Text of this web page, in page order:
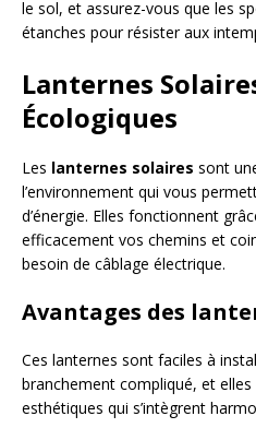
le sol, et assurez-vous que les
étanches pour résister aux
Lanternes
Écologiques
Les lanternes solaires sont
l’environnement qui vous
d’énergie. Elles fonctionnent
efficacement vos chemins et
besoin de câblage électrique.
Avantages des
Ces lanternes sont faciles à
branchement compliqué, et
esthétiques qui s’intègrent